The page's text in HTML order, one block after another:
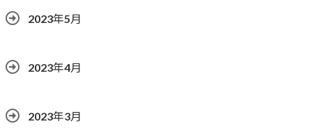
2023年5月
2023年4月
2023年3月